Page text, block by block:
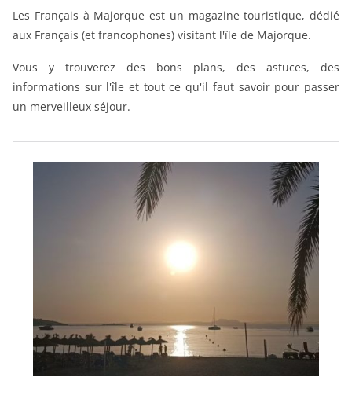
Les Français à Majorque est un magazine touristique, dédié
aux Français (et francophones) visitant l'île de Majorque.
Vous y trouverez des bons plans, des astuces, des
informations sur l'île et tout ce qu'il faut savoir pour passer
un merveilleux séjour.